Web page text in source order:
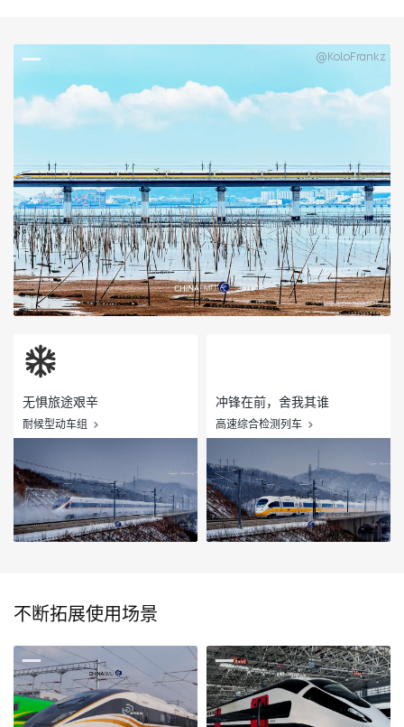
@KoloFrankz
无惧旅途艰辛
耐候型动车组
冲锋在前，舍我其谁
高速综合检测列车
不断拓展使用场景